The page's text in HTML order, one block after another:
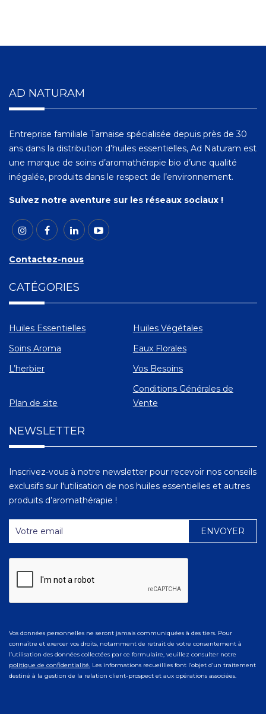
AD NATURAM
Entreprise familiale Tarnaise spécialisée depuis près de 30
ans dans la distribution d’huiles essentielles, Ad Naturam est
une marque de soins d’aromathérapie bio d’une qualité
inégalée, produits dans le respect de l’environnement.
Suivez notre aventure sur les réseaux sociaux !
Contactez-nous
CATÉGORIES
Huiles Essentielles
Huiles Végétales
Soins Aroma
Eaux Florales
L’herbier
Vos Besoins
Plan de site
Conditions Générales de
Vente
NEWSLETTER
Inscrivez-vous à notre newsletter pour recevoir nos conseils
exclusifs sur l'utilisation de nos huiles essentielles et autres
produits d’aromathérapie !
Vos données personnelles ne seront jamais communiquées à des tiers. Pour
connaître et exercer vos droits, notamment de retrait de votre consentement à
l’utilisation des données collectées par ce formulaire, veuillez consulter notre
politique de confidentialité. Les informations recueillies font l’objet d’un traitement
destiné à la gestion de la relation client-prospect et aux opérations associées.